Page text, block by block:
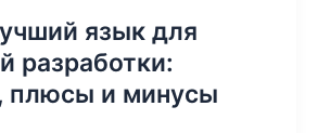
язык для
разработки:
плюсы и минусы